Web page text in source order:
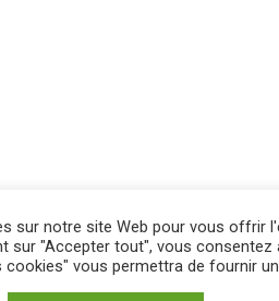
sur notre site Web pour vous offrir
sur "Accepter tout", vous
cookies" vous permettra de fournir